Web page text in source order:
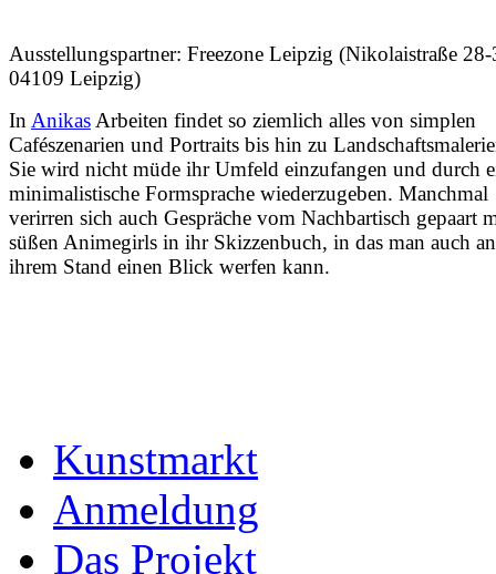
Ausstellungspartner: Freezone Leipzig (Nikolaistraße
04109 Leipzig)
InAnikasArbeiten findet so ziemlich alles von simplen
Cafészenarien und Portraits bis hin zu
Sie wird nicht müde ihr Umfeld einzufangen und durch
minimalistische Formsprache wiederzugeben. Manchmal
verirren sich auch Gespräche vom Nachbartisch gepaart
süßen Animegirls in ihr Skizzenbuch, in das man auch an
ihrem Stand einen Blick werfen kann.
Kunstmarkt
Anmeldung
Das Projekt